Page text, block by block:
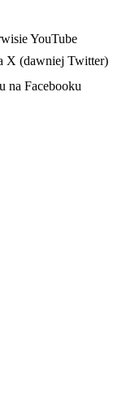
YouTube
X (dawniej Twitter)
na Facebooku